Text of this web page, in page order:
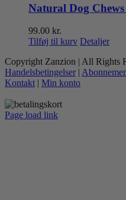
Natural Dog
99.00 kr.
Tilføj til kurv Detaljer
Copyright Zanzion | All Rights
Handelsbetingelser |
Kontakt | Min konto
Page load link